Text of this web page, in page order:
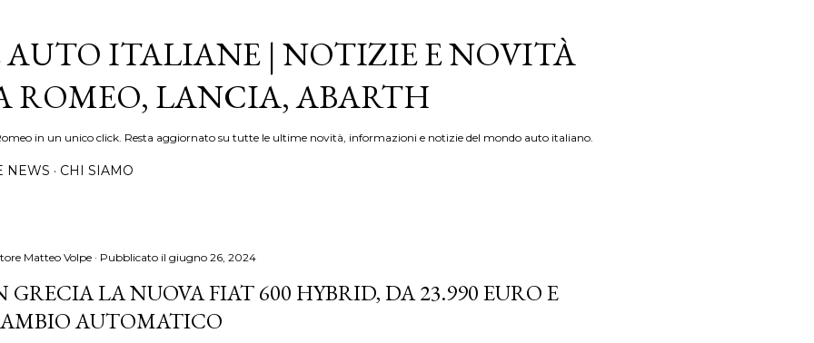
AUTO ITALIANE | NOTIZIE E NOVITÀ
ROMEO, LANCIA, ABARTH
in un unico click. Resta aggiornato su tutte le ultime novità, informazioni e notizie del mondo auto italiano.
NEWS CHI SIAMO
Matteo Volpe Pubblicato il giugno 26, 2024
GRECIA LA NUOVA FIAT 600 HYBRID, DA 23.990 EURO E
AUTOMATICO